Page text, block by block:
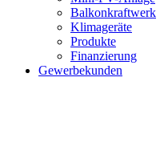
Balkonkraftwerk
Klimageräte
Produkte
Finanzierung
Gewerbekunden